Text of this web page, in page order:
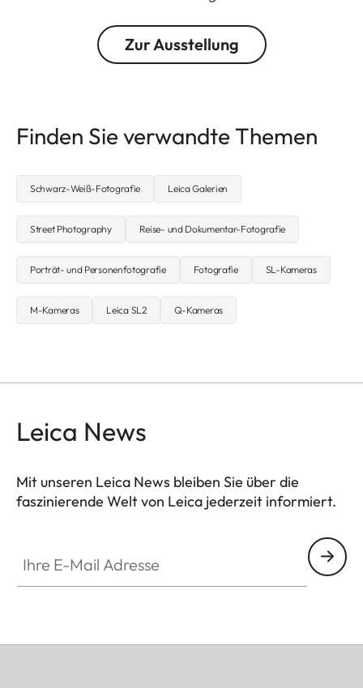
Zur Ausstellung
Finden Sie verwandte Themen
Schwarz-Weiß-Fotografie Leica Galerien
Street Photography Reise- und Dokumentar-Fotografie
Porträt- und Personenfotografie Fotografie SL-Kameras
M-Kameras Leica SL2 Q-Kameras
Leica News
Mit unseren Leica News bleiben Sie über die
faszinierende Welt von Leica jederzeit informiert.